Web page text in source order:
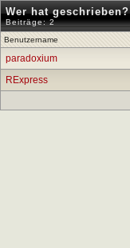
Wer hat geschrieben?
Beiträge: 2
Benutzername
paradoxium
RExpress